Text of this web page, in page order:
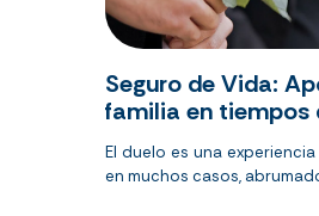
Seguro de Vida:
familia en tiempos
El duelo es una
en muchos casos,